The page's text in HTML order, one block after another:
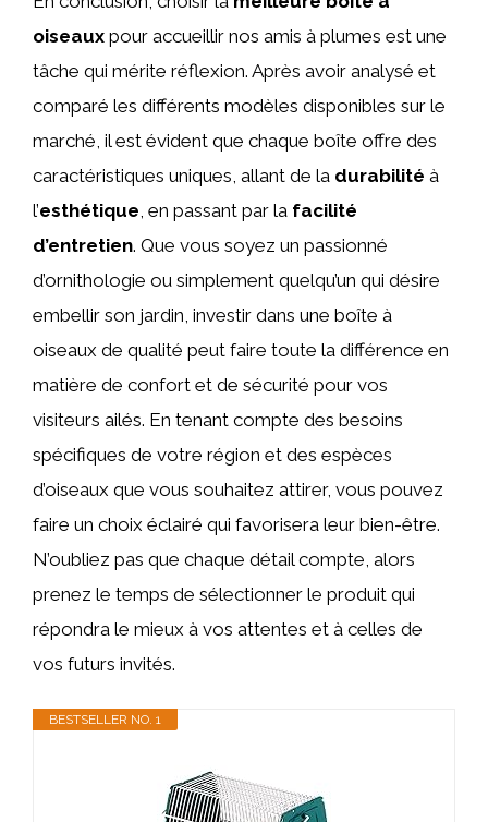
oiseaux pour accueillir nos amis à plumes est une
tâche qui mérite réflexion. Après avoir analysé et
comparé les différents modèles disponibles sur le
marché, il est évident que chaque boîte offre des
caractéristiques uniques, allant de la durabilité à
l’esthétique , en passant par la facilité
d’entretien. Que vous soyez un passionné
d’ornithologie ou simplement quelqu’un qui désire
embellir son jardin, investir dans une boîte à
oiseaux de qualité peut faire toute la différence en
matière de confort et de sécurité pour vos
visiteurs ailés. En tenant compte des besoins
spécifiques de votre région et des espèces
d’oiseaux que vous souhaitez attirer, vous pouvez
faire un choix éclairé qui favorisera leur bien-être.
N’oubliez pas que chaque détail compte, alors
prenez le temps de sélectionner le produit qui
répondra le mieux à vos attentes et à celles de
vos futurs invités.
BESTSELLER NO. 1